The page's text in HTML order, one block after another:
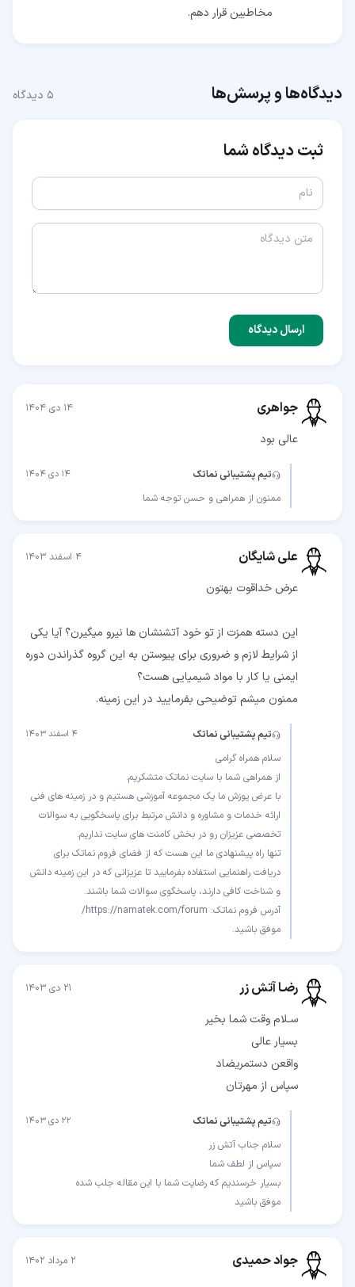
مخاطبین قرار دهم.
دیدگاه‌ها و پرسش‌ها ۵ دیدگاه
ثبت دیدگاه شما
ارسال دیدگاه
جواهری ۱۴ دی ۱۴۰۴
عالی بود
تیم پشتیبانی نماتک ۱۴ دی ۱۴۰۴
ممنون از همراهی و حسن توجه شما
علی شایگان ۴ اسفند ۱۴۰۳
این دسته همزت از تو خود آتشنشان ها نیرو میگیرن؟ آیا یکی
از شرایط لازم و ضروری برای پیوستن به این گروه گذراندن دوره
ممنون میشم توضیحی بفرمایید در این زمینه.
تیم پشتیبانی نماتک ۴ اسفند ۱۴۰۳
با عرض پوزش ما یک مجموعه آموزشی هستیم و در زمینه های فنی
ارائه خدمات و مشاوره و دانش مرتبط برای پاسخگویی به سوالات
تنها راه پیشنهادی ما این هست که از فضای فروم نماتک برای
دریافت راهنمایی استفاده بفرمایید تا عزیزانی که در این زمینه دانش
موفق باشید.
رضـا آتش زر ۲۱ دی ۱۴۰۳
سپاس از مهرتان
تیم پشتیبانی نماتک ۲۲ دی ۱۴۰۳
موفق باشید
جواد حمیدی ۲ مرداد ۱۴۰۲